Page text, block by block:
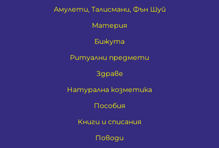
Амулети, Талисмани, Фън Шуй
Материя
Бижута
Ритуални предмети
Здраве
Натурална козметика
Пособия
Книги и списания
Поводи